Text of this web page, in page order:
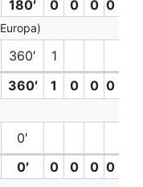
180′ 0 0 0 0 (0)
360′
1
360′ 1 0 0 0 (0)
0′
0′ 0 0 0 0 (0)